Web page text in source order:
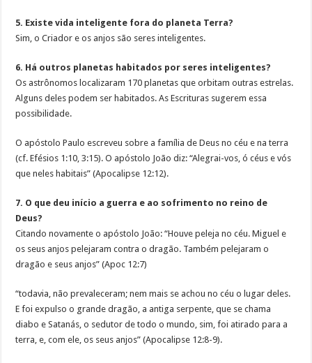
5. Existe vida inteligente fora do planeta Terra?
Sim, o Criador e os anjos são seres inteligentes.
6. Há outros planetas habitados por seres inteligentes?
Os astrônomos localizaram 170 planetas que orbitam outras estrelas.
Alguns deles podem ser habitados. As Escrituras sugerem essa
possibilidade.
O apóstolo Paulo escreveu sobre a família de Deus no céu e na terra
(cf. Efésios 1:10, 3:15). O apóstolo João diz: “Alegrai-vos, ó céus e vós
que neles habitais” (Apocalipse 12:12).
7. O que deu início a guerra e ao sofrimento no reino de
Deus?
Citando novamente o apóstolo João: “Houve peleja no céu. Miguel e
os seus anjos pelejaram contra o dragão. Também pelejaram o
dragão e seus anjos” (Apoc 12:7)
“todavia, não prevaleceram; nem mais se achou no céu o lugar deles.
E foi expulso o grande dragão, a antiga serpente, que se chama
diabo e Satanás, o sedutor de todo o mundo, sim, foi atirado para a
terra, e, com ele, os seus anjos” (Apocalipse 12:8-9).